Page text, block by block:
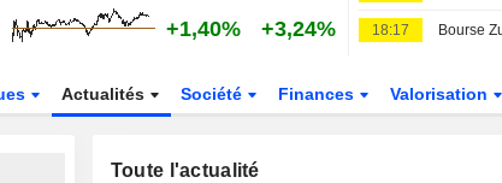
+1,40% +3,24% 18:17
Actualités Société Finances Valorisation
Toute l'actualité